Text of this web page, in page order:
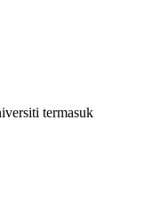
termasuk